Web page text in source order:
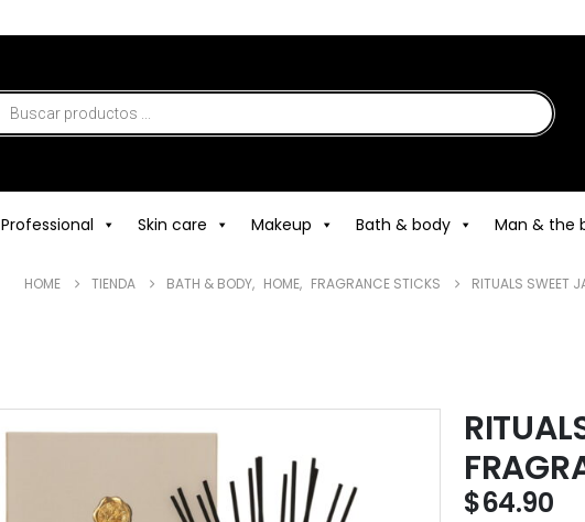
Professional Skin care Makeup Bath & body Man & the
HOME TIENDA BATH & BODY, HOME, FRAGRANCE STICKS RITUALS SWEET
$64.90